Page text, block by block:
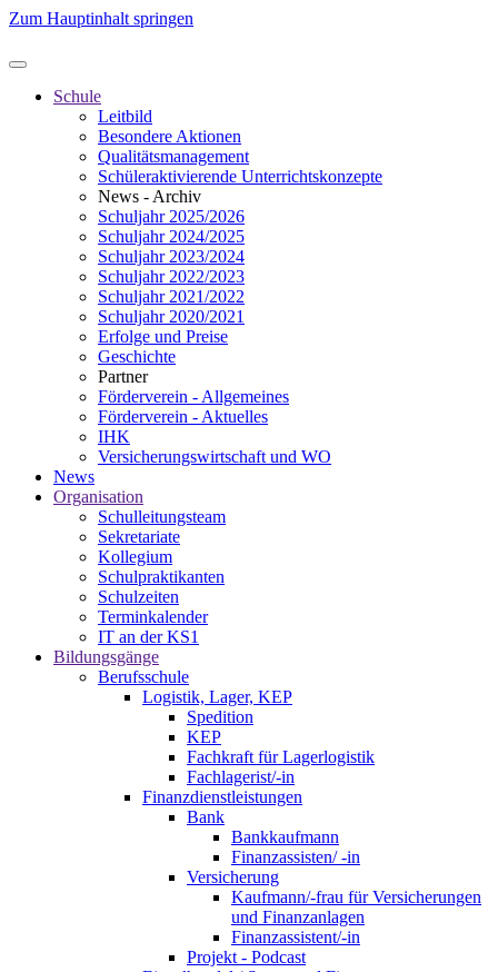
Zum Hauptinhalt springen
Schule
Leitbild
Besondere Aktionen
Qualitätsmanagement
Schüleraktivierende Unterrichtskonzepte
News - Archiv
Schuljahr 2025/2026
Schuljahr 2024/2025
Schuljahr 2023/2024
Schuljahr 2022/2023
Schuljahr 2021/2022
Schuljahr 2020/2021
Erfolge und Preise
Geschichte
Partner
Förderverein - Allgemeines
Förderverein - Aktuelles
IHK
Versicherungswirtschaft und WO
News
Organisation
Schulleitungsteam
Sekretariate
Kollegium
Schulpraktikanten
Schulzeiten
Terminkalender
IT an der KS1
Bildungsgänge
Berufsschule
Logistik, Lager, KEP
Spedition
KEP
Fachkraft für Lagerlogistik
Fachlagerist/-in
Finanzdienstleistungen
Bank
Bankkaufmann
Finanzassisten/ -in
Versicherung
Kaufmann/-frau für Versicherungen
und Finanzanlagen
Finanzassistent/-in
Projekt - Podcast